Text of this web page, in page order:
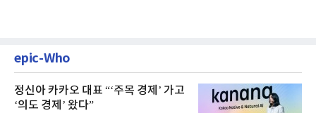
epic-Who
정신아 카카오 대표 “‘주목 경제’ 가고
‘의도 경제’ 왔다”